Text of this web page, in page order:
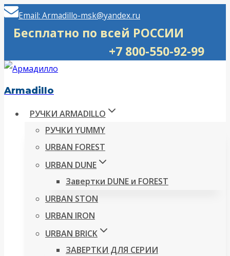
Перейти
Email: Armadillo-msk@yandex.ru
Бесплатно по всей РОССИИ
+7 800-550-92-99
Armadillo
РУЧКИ ARMADILLO
РУЧКИ YUMMY
URBAN FOREST
URBAN DUNE
Завертки DUNE и FOREST
URBAN STON
URBAN IRON
URBAN BRICK
ЗАВЕРТКИ ДЛЯ СЕРИИ